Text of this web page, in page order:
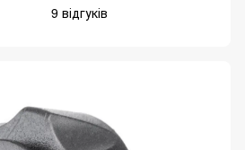
9 відгуків